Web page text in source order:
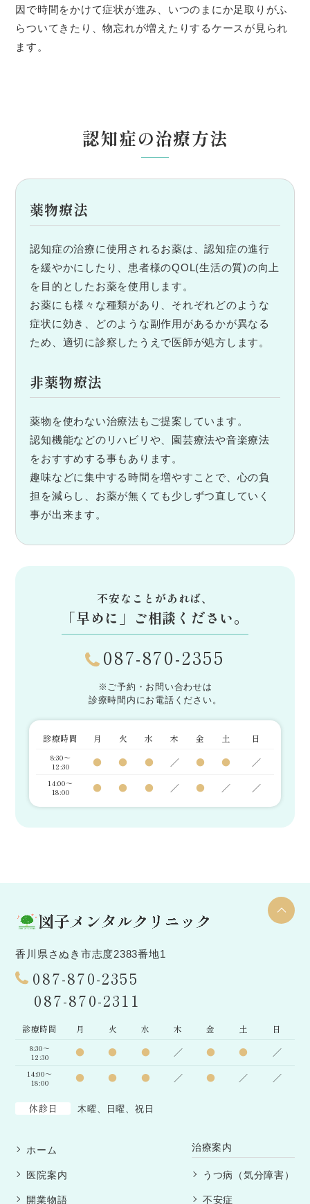
因で時間をかけて症状が進み、いつのまにか足取りがふ
らついてきたり、物忘れが増えたりするケースが見られ
ます。
認知症の治療方法
薬物療法
認知症の治療に使用されるお薬は、認知症の進行
を緩やかにしたり、患者様のQOL(生活の質)の向上
を目的としたお薬を使用します。
お薬にも様々な種類があり、それぞれどのような
症状に効き、どのような副作用があるかが異なる
ため、適切に診察したうえで医師が処方します。
非薬物療法
薬物を使わない治療法もご提案しています。
認知機能などのリハビリや、園芸療法や音楽療法
をおすすめする事もあります。
趣味などに集中する時間を増やすことで、心の負
担を減らし、お薬が無くても少しずつ直していく
事が出来ます。
不安なことがあれば、
「早めに」 ご相談ください。
087-870-2355
※ご予約・お問い合わせは
診療時間内にお電話ください。
診療時間 月 火 水 木 金 土 日
8:30～
12:30
● ● ● ／ ● ● ／
14:00～
18:00
● ● ● ／ ● ／ ／
香川県さぬき市志度2383番地1
087-870-2355
087-870-2311
診療時間 月 火 水 木 金 土 日
8:30～
12:30
● ● ● ／ ● ● ／
14:00～
18:00
● ● ● ／ ● ／ ／
休診日 木曜、日曜、祝日
ホーム
医院案内
開業物語
治療案内
うつ病（気分障害）
不安症